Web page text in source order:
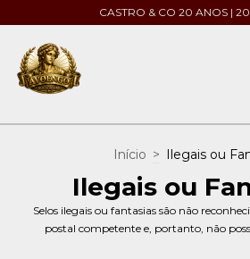
CASTRO & CO 20 ANOS |
Início > Ilegais ou
Ilegais ou
Selos ilegais ou fantasias são não
postal competente e, portanto, não